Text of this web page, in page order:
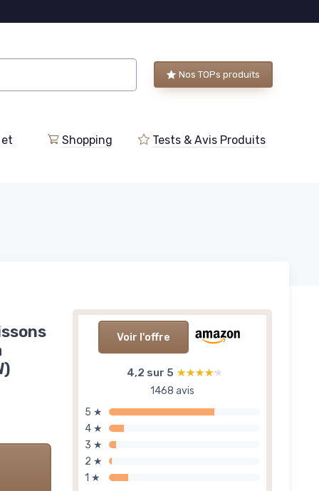
Nos TOPs produits
Shopping Tests & Avis Produits
Voir l'offre
4,2 sur 5 ★★★★★
★★★★★
1468 avis
5 ★
4 ★
3 ★
2 ★
1 ★